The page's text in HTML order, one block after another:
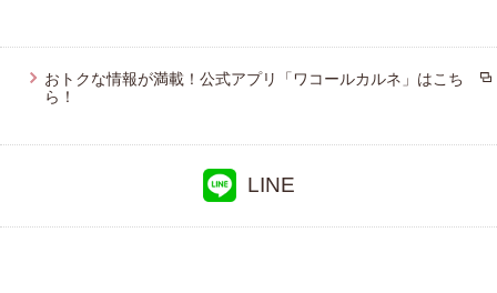
おトクな情報が満載！公式アプリ「ワコールカルネ」はこち
ら！
LINE